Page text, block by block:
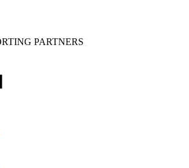
PARTNERS